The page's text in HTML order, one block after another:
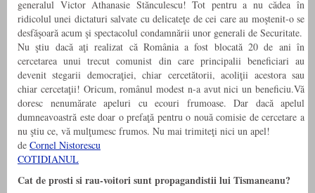
generalul Victor Athanasie Stănculescu! Tot pentru a nu cădea în
ridicolul unei dictaturi salvate cu delicateţe de cei care au moştenit-o se
desfăşoară acum şi spectacolul condamnării unor generali de Securitate.
Nu ştiu dacă aţi realizat că România a fost blocată 20 de ani în
cercetarea unui trecut comunist din care principalii beneficiari au
devenit stegarii democraţiei, chiar cercetătorii, acoliţii acestora sau
chiar cercetaţii! Oricum, românul modest n-a avut nici un beneficiu.Vă
doresc nenumărate apeluri cu ecouri frumoase. Dar dacă apelul
dumneavoastră este doar o prefaţă pentru o nouă comisie de cercetare a
nu ştiu ce, vă mulţumesc frumos. Nu mai trimiteţi nici un apel!
de Cornel Nistorescu
COTIDIANUL
Cat de prosti si rau-voitori sunt propagandistii lui Tismaneanu?